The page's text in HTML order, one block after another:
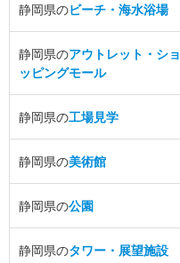
静岡県のビーチ・海水浴場
静岡県のアウトレット・ショ
ッピングモール
静岡県の工場見学
静岡県の美術館
静岡県の公園
静岡県のタワー・展望施設